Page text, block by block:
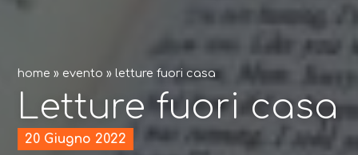
home » evento » letture fuori casa
Letture fuori casa
20 Giugno 2022